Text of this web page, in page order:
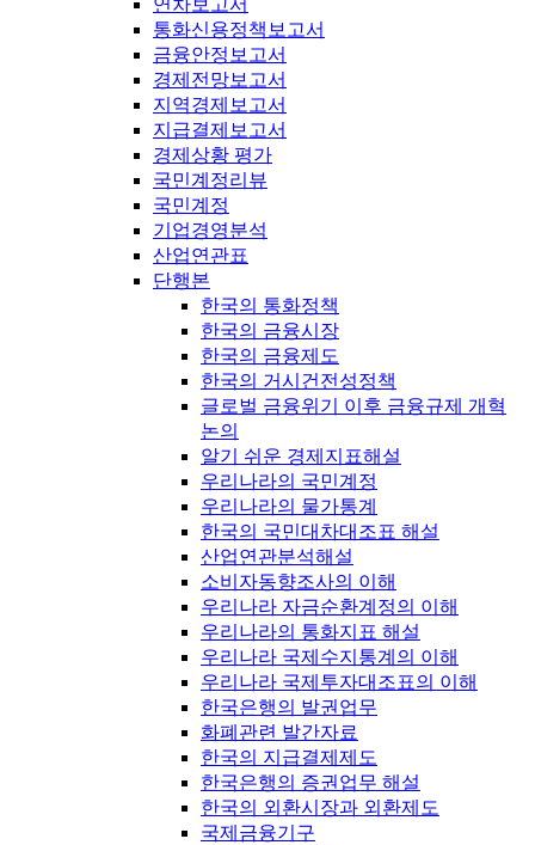
연차보고서
통화신용정책보고서
금융안정보고서
경제전망보고서
지역경제보고서
지급결제보고서
경제상황 평가
국민계정리뷰
국민계정
기업경영분석
산업연관표
단행본
한국의 통화정책
한국의 금융시장
한국의 금융제도
한국의 거시건전성정책
글로벌 금융위기 이후 금융규제 개혁
논의
알기 쉬운 경제지표해설
우리나라의 국민계정
우리나라의 물가통계
한국의 국민대차대조표 해설
산업연관분석해설
소비자동향조사의 이해
우리나라 자금순환계정의 이해
우리나라의 통화지표 해설
우리나라 국제수지통계의 이해
우리나라 국제투자대조표의 이해
한국은행의 발권업무
화폐관련 발간자료
한국의 지급결제제도
한국은행의 증권업무 해설
한국의 외환시장과 외환제도
국제금융기구